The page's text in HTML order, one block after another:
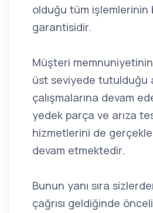
olduğu tüm işlemlerinin
garantisidir.
Müşteri
üst seviyede tutulduğu
çalışmalarına devam
yedek parça ve arıza
hizmetlerini de
devam etmektedir.
Bunun yanı sıra
çağrısı geldiğinde